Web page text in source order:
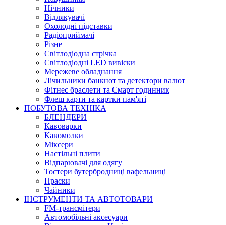
Нічники
Відлякувачі
Охолодні підставки
Радіоприймачі
Різне
Світлодіодна стрічка
Світлодіодні LED вивіски
Мережеве обладнання
Лічильники банкнот та детектори валют
Фітнес браслети та Смарт годинник
Флеш карти та картки пам'яті
ПОБУТОВА ТЕХНІКА
БЛЕНДЕРИ
Кавоварки
Кавомолки
Міксери
Настільні плити
Відпарювачі для одягу
Тостери бутербродниці вафельниці
Праски
Чайники
ІНСТРУМЕНТИ ТА АВТОТОВАРИ
FM-трансмітери
Автомобільні аксесуари